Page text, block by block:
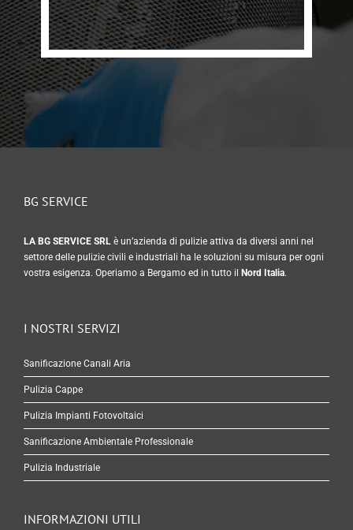
BG SERVICE
LA BG SERVICE SRLè un’azienda di pulizie attiva da diversi anni nel
settore delle pulizie civili e industriali ha le soluzioni su misura per ogni
vostra esigenza. Operiamo a Bergamo ed in tutto il
Nord Italia.
I NOSTRI SERVIZI
Sanificazione Canali Aria
Pulizia Cappe
Pulizia Impianti Fotovoltaici
Sanificazione Ambientale Professionale
Pulizia Industriale
INFORMAZIONI UTILI